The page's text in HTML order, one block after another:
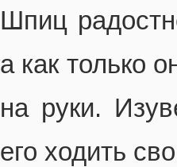
Шпиц
а как только
на руки.
его ходить